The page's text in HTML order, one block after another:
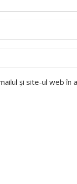
și site-ul web